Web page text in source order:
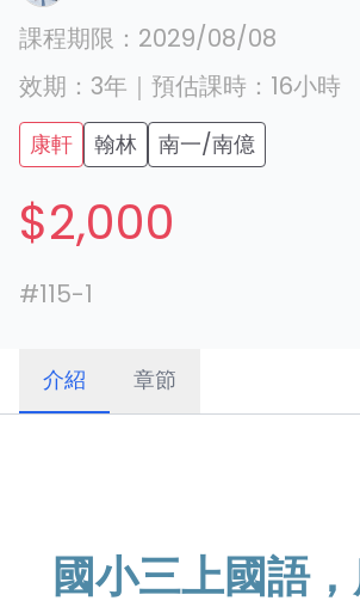
課程期限： 2029/08/08
效期： 3年 ｜ 預估課時： 16小時
康軒 翰林 南一/南億
$2,000
#115-1
介紹 章節
國小三上國語